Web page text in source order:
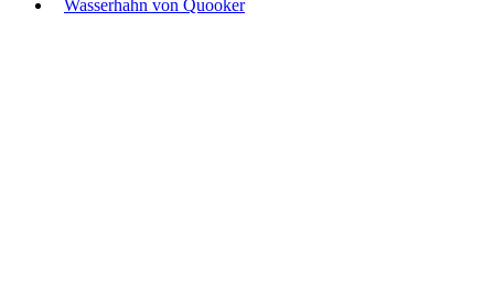
Wasserhahn von Quooker